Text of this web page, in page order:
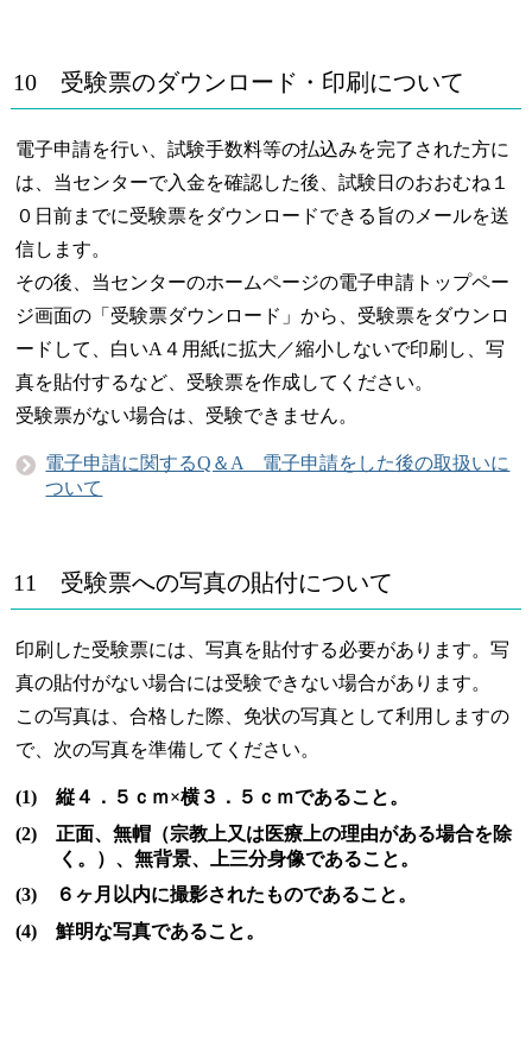
10 受験票のダウンロード・印刷について
電子申請を行い、試験手数料等の払込みを完了された方に
は、当センターで入金を確認した後、試験日のおおむね１
０日前までに受験票をダウンロードできる旨のメールを送
信します。
その後、当センターのホームページの電子申請トップペー
ジ画面の「受験票ダウンロード」から、受験票をダウンロ
ードして、白いA４用紙に拡大／縮小しないで印刷し、写
真を貼付するなど、受験票を作成してください。
受験票がない場合は、受験できません。
電子申請に関するQ＆A 電子申請をした後の取扱いに
ついて
11 受験票への写真の貼付について
印刷した受験票には、写真を貼付する必要があります。写
真の貼付がない場合には受験できない場合があります。
この写真は、合格した際、免状の写真として利用しますの
で、次の写真を準備してください。
(1) 縦４．５ｃｍ×横３．５ｃｍであること。
(2) 正面、無帽（宗教上又は医療上の理由がある場合を除
く。）、無背景、上三分身像であること。
(3) ６ヶ月以内に撮影されたものであること。
(4) 鮮明な写真であること。